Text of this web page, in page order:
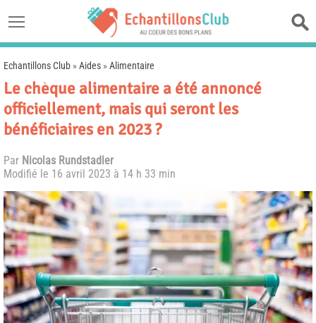
Echantillons Club »Aides »Alimentaire
Le chèque alimentaire a été annoncé
officiellement, mais qui seront les
bénéficiaires en 2023 ?
Par Nicolas Rundstadler
Modifié le 16 avril 2023 à 14 h 33 min